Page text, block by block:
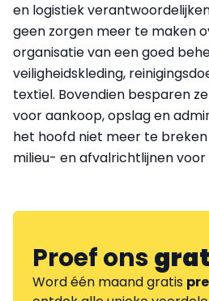
en logistiek
geen zorgen meer te maken
organisatie van een goed
veiligheidskleding,
textiel. Bovendien besparen
voor aankoop, opslag en
het hoofd niet meer te
milieu- en afvalrichtlijnen
Proef ons
Word één maand gratis